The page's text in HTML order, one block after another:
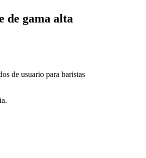
de gama alta
de usuario para baristas